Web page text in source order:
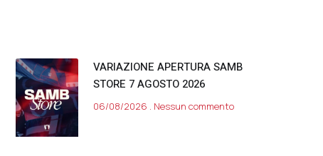
VARIAZIONE APERTURA SAMB
STORE 7 AGOSTO 2026
06/08/2026 Nessun commento